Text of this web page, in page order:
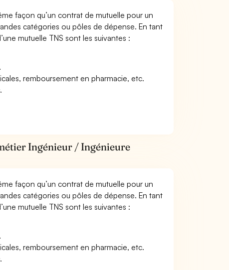
façon qu’un contrat de mutuelle pour un
catégories ou pôles de dépense. En tant
mutuelle TNS sont les suivantes :
remboursement en pharmacie, etc.
Ingénieur / Ingénieure
façon qu’un contrat de mutuelle pour un
catégories ou pôles de dépense. En tant
mutuelle TNS sont les suivantes :
remboursement en pharmacie, etc.